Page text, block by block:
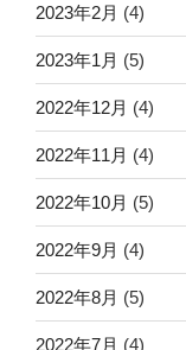
2023年2月 (4)
2023年1月 (5)
2022年12月 (4)
2022年11月 (4)
2022年10月 (5)
2022年9月 (4)
2022年8月 (5)
2022年7月 (4)